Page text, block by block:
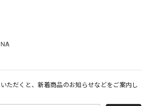
ただくと、新着商品のお知らせなどをご案内し